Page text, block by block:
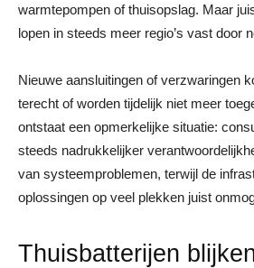
warmtepompen of thuisopslag. Maar
lopen in steeds meer regio’s vast door
Nieuwe aansluitingen of verzwaringen
terecht of worden tijdelijk niet meer
ontstaat een opmerkelijke situatie:
steeds nadrukkelijker
van systeemproblemen, terwijl de
oplossingen op veel plekken juist
Thuisbatterijen